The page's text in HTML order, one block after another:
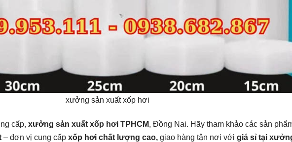
xưởng sản xuất xốp hơi
cấp, xưởng sản xuất xốp hơi TPHCM, Đồng Nai. Hãy tham khảo các sản
– đơn vị cung cấp xốp hơi chất lượng cao, giao hàng tận nơi với giá sỉ tại